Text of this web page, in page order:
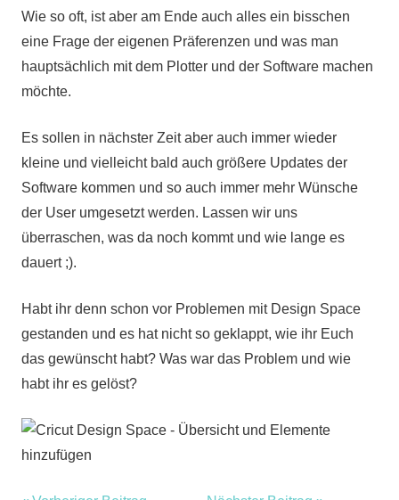
Wie so oft, ist aber am Ende auch alles ein bisschen
eine Frage der eigenen Präferenzen und was man
hauptsächlich mit dem Plotter und der Software machen
möchte.
Es sollen in nächster Zeit aber auch immer wieder
kleine und vielleicht bald auch größere Updates der
Software kommen und so auch immer mehr Wünsche
der User umgesetzt werden. Lassen wir uns
überraschen, was da noch kommt und wie lange es
dauert ;).
Habt ihr denn schon vor Problemen mit Design Space
gestanden und es hat nicht so geklappt, wie ihr Euch
das gewünscht habt? Was war das Problem und wie
habt ihr es gelöst?